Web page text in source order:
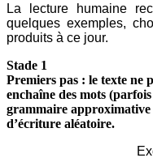
La lecture humaine
quelques exemples,
produits à ce jour.
Stade 1
Premiers pas : le texte ne
enchaîne des mots
grammaire approximative
d’écriture aléatoire.